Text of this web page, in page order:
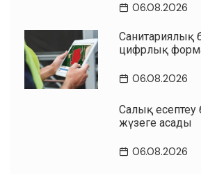
06.08.2026
Санитариялық
цифрлық
06.08.2026
Салық есептеу
жүзеге асады
06.08.2026